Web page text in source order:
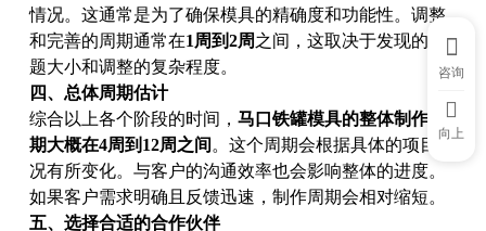
情况。这通常是为了确保模具的精确度和功能性。调整
和完善的周期通常在1周到2周之间，这取决于发现的问
题大小和调整的复杂程度。
四、总体周期估计
综合以上各个阶段的时间， 马口铁罐模具的整体制作周
期大概在4周到12周之间 。这个周期会根据具体的项目情
况有所变化。与客户的沟通效率也会影响整体的进度。
如果客户需求明确且反馈迅速，制作周期会相对缩短。
五、选择合适的合作伙伴
咨询
向上